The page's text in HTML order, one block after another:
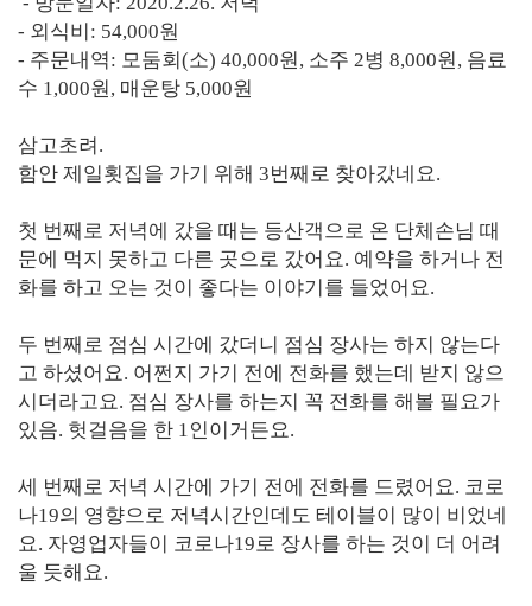
- 외식비: 54,000원
- 주문내역: 모둠회(소) 40,000원, 소주 2병 8,000원, 음료
수 1,000원, 매운탕 5,000원
삼고초려.
함안 제일횟집을 가기 위해 3번째로 찾아갔네요.
첫 번째로 저녁에 갔을 때는 등산객으로 온 단체손님 때
문에 먹지 못하고 다른 곳으로 갔어요. 예약을 하거나 전
화를 하고 오는 것이 좋다는 이야기를 들었어요.
두 번째로 점심 시간에 갔더니 점심 장사는 하지 않는다
고 하셨어요. 어쩐지 가기 전에 전화를 했는데 받지 않으
시더라고요. 점심 장사를 하는지 꼭 전화를 해볼 필요가
있음. 헛걸음을 한 1인이거든요.
세 번째로 저녁 시간에 가기 전에 전화를 드렸어요. 코로
나19의 영향으로 저녁시간인데도 테이블이 많이 비었네
요. 자영업자들이 코로나19로 장사를 하는 것이 더 어려
울 듯해요.